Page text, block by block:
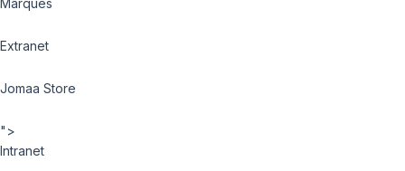
Marques
Extranet
Jomaa Store
">
Intranet